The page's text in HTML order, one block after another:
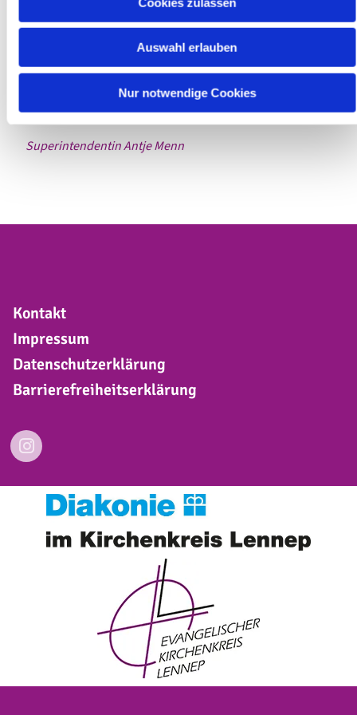
Auswahl erlauben
Nur notwendige Cookies
hat sich das Herz geschieden von dem, was Liebe sagt!
Gib Mut zum Händereichen, zur Rede, die nicht lügt,
Mit dieser Friedensbitte grüße ich Sie herzlich,
Superintendentin Antje Menn
Kontakt
Impressum
Datenschutzerklärung
Barrierefreiheitserklärung